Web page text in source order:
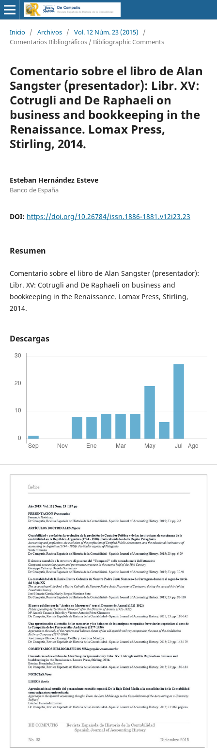
Inicio / Archivos / Vol. 12 Núm. 23 (2015)
/
Comentarios Bibliográficos / Bibliographic Comments
Comentario sobre el libro de Alan
Sangster (presentador): Libr. XV:
Cotrugli and De Raphaeli on
business and bookkeeping in the
Renaissance. Lomax Press,
Stirling, 2014.
Esteban Hernández Esteve
Banco de España
DOI: https://doi.org/10.26784/issn.1886-1881.v12i23.23
Resumen
Comentario sobre el libro de Alan Sangster (presentador):
Libr. XV: Cotrugli and De Raphaeli on business and
bookkeeping in the Renaissance. Lomax Press, Stirling,
2014.
Descargas